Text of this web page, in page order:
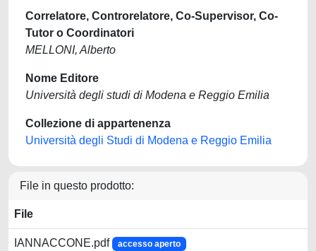
Correlatore, Controrelatore, Co-Supervisor, Co-
Tutor o Coordinatori
MELLONI, Alberto
Nome Editore
Università degli studi di Modena e Reggio Emilia
Collezione di appartenenza
Università degli Studi di Modena e Reggio Emilia
File in questo prodotto:
File
IANNACCONE.pdf accesso aperto